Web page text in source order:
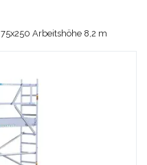
Arbeitshöhe 8,2 m